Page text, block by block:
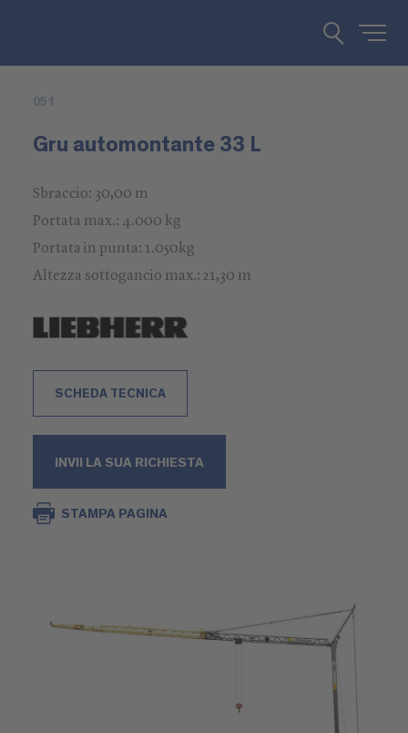
051
Gru automontante 33 L
Sbraccio: 30,00 m
Portata max.: 4.000 kg
Portata in punta: 1.050kg
Altezza sottogancio max.: 21,30 m
SCHEDA TECNICA
INVII LA SUA RICHIESTA
STAMPA PAGINA